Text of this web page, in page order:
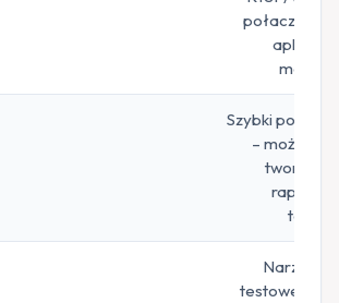
połaczenia z
aplikacją
mobilna
Szybki podgląd
– możliwość
tworzenia
raportu z
testów
Narzędzie
testowe Hik –